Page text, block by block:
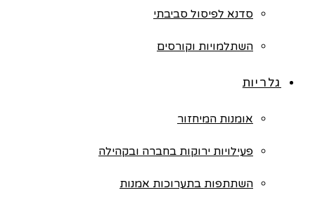
סדנא לפיסול סביבתי
השתלמויות וקורסים
גלריות
אומנות המיחזור
פעילויות ירוקות בחברה ובקהילה
השתתפות בתערוכות אמנות